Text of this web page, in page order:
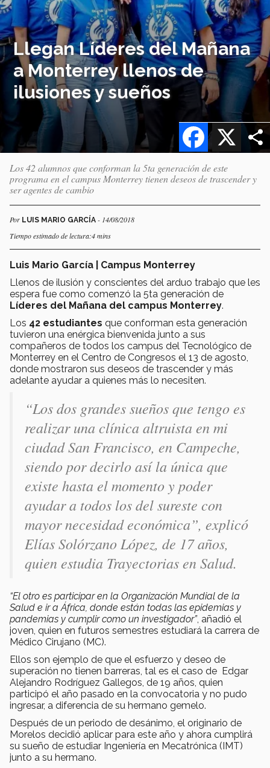
Llegan Líderes del Mañana
a Monterrey llenos de
ilusiones y sueños
X
Facebook
Los 42 alumnos que conforman la 5ta generación de este
programa en el campus Monterrey tienen deseos de trascender y
ser agentes de cambio
Por LUIS MARIO GARCÍA - 14/08/2018
Tiempo estimado de lectura:4 mins
Luis Mario García | Campus Monterrey
Llenos de ilusión y conscientes del arduo trabajo que les
espera fue como comenzó la 5ta generación de
Líderes del Mañana del campus Monterrey.
Los 42 estudiantes que conforman esta generación
tuvieron una enérgica bienvenida junto a sus
compañeros de todos los campus del Tecnológico de
Monterrey en el Centro de Congresos el 13 de agosto,
donde mostraron sus deseos de trascender y más
adelante ayudar a quienes más lo necesiten.
“Los dos grandes sueños que tengo es
realizar una clínica altruista en mi
ciudad San Francisco, en Campeche,
siendo por decirlo así la única que
existe hasta el momento y poder
ayudar a todos los del sureste con
mayor necesidad económica”, explicó
Elías Solórzano López, de 17 años,
quien estudia Trayectorias en Salud.
“El otro es participar en la Organización Mundial de la
Salud e ir a África, donde están todas las epidemias y
pandemias y cumplir como un investigador”, añadió el
joven, quien en futuros semestres estudiará la carrera de
Médico Cirujano (MC).
Ellos son ejemplo de que el esfuerzo y deseo de
superación no tienen barreras, tal es el caso de Edgar
Alejandro Rodríguez Gallegos, de 19 años, quien
participó el año pasado en la convocatoria y no pudo
ingresar, a diferencia de su hermano gemelo.
Después de un periodo de desánimo, el originario de
Morelos decidió aplicar para este año y ahora cumplirá
su sueño de estudiar Ingeniería en Mecatrónica (IMT)
junto a su hermano.